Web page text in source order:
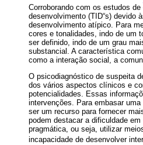
Corroborando com os estudos de
desenvolvimento (TID“s) devido
desenvolvimento atípico. Para
cores e tonalidades, indo de um
ser definido, indo de um grau
substancial. A característica
como a interação social, a
O psicodiagnóstico de suspeita
dos vários aspectos clínicos e
potencialidades. Essas
intervenções. Para embasar
ser um recurso para fornecer
podem destacar a dificuldade
pragmática, ou seja, utilizar
incapacidade de desenvolver